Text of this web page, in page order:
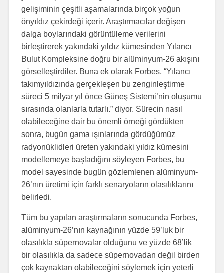
gelişiminin çeşitli aşamalarında birçok yoğun
önyıldız çekirdeği içerir. Araştırmacılar değişen
dalga boylarındaki görüntüleme verilerini
birleştirerek yakındaki yıldız kümesinden Yılancı
Bulut Kompleksine doğru bir alüminyum-26 akışını
görselleştirdiler. Buna ek olarak Forbes, “Yılancı
takımyıldızında gerçekleşen bu zenginleştirme
süreci 5 milyar yıl önce Güneş Sistemi’nin oluşumu
sırasında olanlarla tutarlı.” diyor. Sürecin nasıl
olabileceğine dair bu önemli örneği gördükten
sonra, bugün gama ışınlarında gördüğümüz
radyonüklidleri üreten yakındaki yıldız kümesini
modellemeye başladığını söyleyen Forbes, bu
model sayesinde bugün gözlemlenen alüminyum-
26’nın üretimi için farklı senaryoların olasılıklarını
belirledi.
Tüm bu yapılan araştırmaların sonucunda Forbes,
alüminyum-26’nın kaynağının yüzde 59’luk bir
olasılıkla süpernovalar olduğunu ve yüzde 68’lik
bir olasılıkla da sadece süpernovadan değil birden
çok kaynaktan olabileceğini söylemek için yeterli